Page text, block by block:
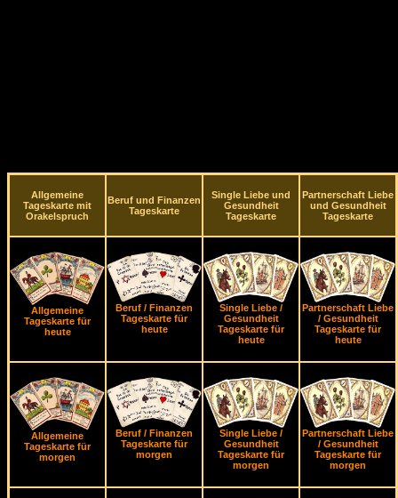
Allgemeine
Tageskarte mit
Orakelspruch
Beruf und Finanzen
Tageskarte
Single Liebe und
Gesundheit
Tageskarte
Partnerschaft Liebe
und Gesundheit
Tageskarte
Allgemeine
Tageskarte für
heute
Beruf / Finanzen
Tageskarte für
heute
Single Liebe /
Gesundheit
Tageskarte für
heute
Partnerschaft Liebe
/ Gesundheit
Tageskarte für
heute
Allgemeine
Tageskarte für
morgen
Beruf / Finanzen
Tageskarte für
morgen
Single Liebe /
Gesundheit
Tageskarte für
morgen
Partnerschaft Liebe
/ Gesundheit
Tageskarte für
morgen